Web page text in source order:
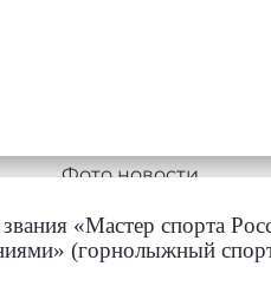
«Мастер спорта
(горнолыжный